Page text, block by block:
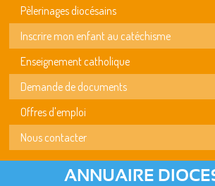
Pèlerinages diocésains
Inscrire mon enfant au catéchisme
Enseignement catholique
Demande de documents
Offres d'emploi
Nous contacter
ANNUAIRE